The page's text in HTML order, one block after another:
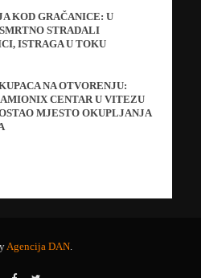
KOD GRAČANICE: U
STRADALI
ISTRAGA U TOKU
NA OTVORENJU:
CENTAR U VITEZU
MJESTO OKUPLJANJA
Agencija DAN.